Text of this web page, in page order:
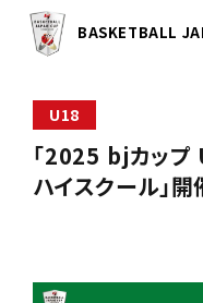
BASKETBALL
U18
「2025 bjカッ
ハイスクール」